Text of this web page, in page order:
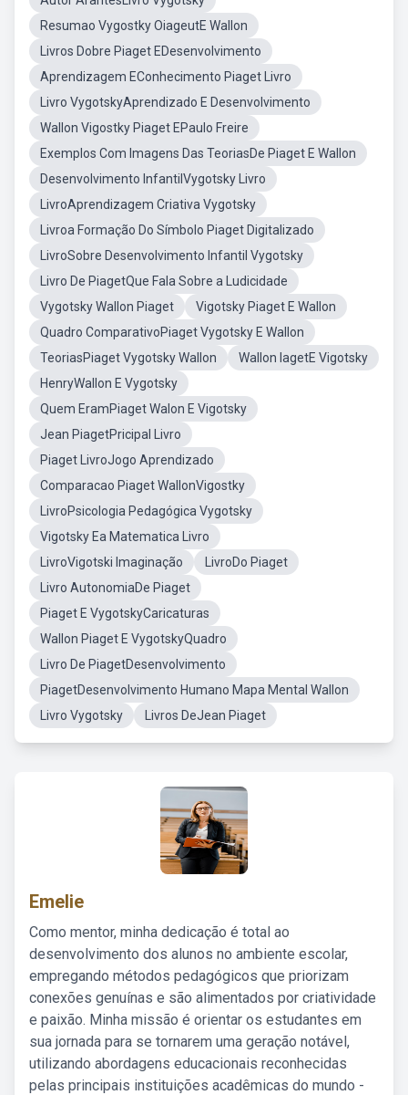
Resumao Vygostky OiageutE Wallon
Livros Dobre Piaget EDesenvolvimento
Aprendizagem EConhecimento Piaget Livro
Livro VygotskyAprendizado E Desenvolvimento
Wallon Vigostky Piaget EPaulo Freire
Exemplos Com Imagens Das TeoriasDe Piaget E Wallon
Desenvolvimento InfantilVygotsky Livro
LivroAprendizagem Criativa Vygotsky
Livroa Formação Do Símbolo Piaget Digitalizado
LivroSobre Desenvolvimento Infantil Vygotsky
Livro De PiagetQue Fala Sobre a Ludicidade
Vygotsky Wallon Piaget
Vigotsky Piaget E Wallon
Quadro ComparativoPiaget Vygotsky E Wallon
TeoriasPiaget Vygotsky Wallon
Wallon IagetE Vigotsky
HenryWallon E Vygotsky
Quem EramPiaget Walon E Vigotsky
Jean PiagetPricipal Livro
Piaget LivroJogo Aprendizado
Comparacao Piaget WallonVigostky
LivroPsicologia Pedagógica Vygotsky
Vigotsky Ea Matematica Livro
LivroVigotski Imaginação
LivroDo Piaget
Livro AutonomiaDe Piaget
Piaget E VygotskyCaricaturas
Wallon Piaget E VygotskyQuadro
Livro De PiagetDesenvolvimento
PiagetDesenvolvimento Humano Mapa Mental Wallon
Livro Vygotsky
Livros DeJean Piaget
Emelie
Como mentor, minha dedicação é total ao
desenvolvimento dos alunos no ambiente escolar,
empregando métodos pedagógicos que priorizam
conexões genuínas e são alimentados por criatividade
e paixão. Minha missão é orientar os estudantes em
sua jornada para se tornarem uma geração notável,
utilizando abordagens educacionais reconhecidas
pelas principais instituições acadêmicas do mundo -